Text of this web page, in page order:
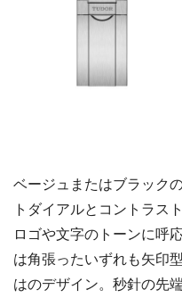
ベージュまたはブラック
トダイアルとコントラス
ロゴや文字のトーンに呼
は角張ったいずれも矢印
はのデザイン。秒針の先